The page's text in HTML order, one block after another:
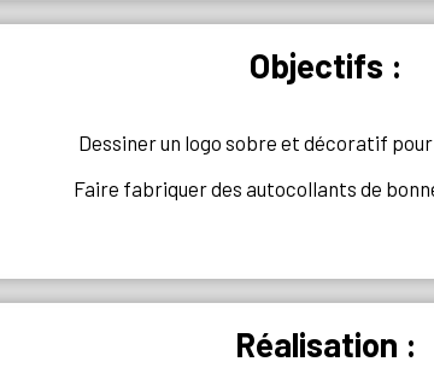
Objectifs :
Dessiner un logo sobre et décoratif
Faire fabriquer des autocollants de
Réalisation :